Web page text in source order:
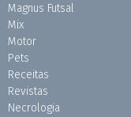
Magnus Futsal
Mix
Motor
Pets
Receitas
Revistas
Necrologia